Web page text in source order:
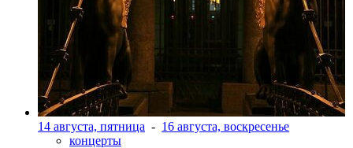
14 августа, пятница - 16 августа, воскресенье
концерты